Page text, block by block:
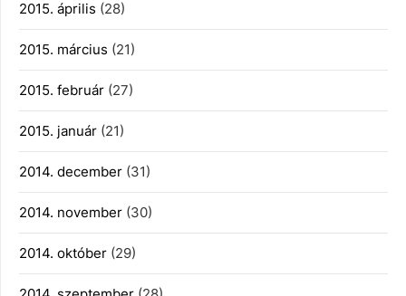
2015. április (28)
2015. március (21)
2015. február (27)
2015. január (21)
2014. december (31)
2014. november (30)
2014. október (29)